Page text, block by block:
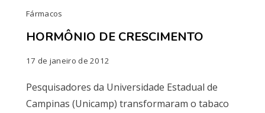
Fármacos
HORMÔNIO DE CRESCIMENTO
17 de janeiro de 2012
Pesquisadores da Universidade Estadual de
Campinas (Unicamp) transformaram o tabaco